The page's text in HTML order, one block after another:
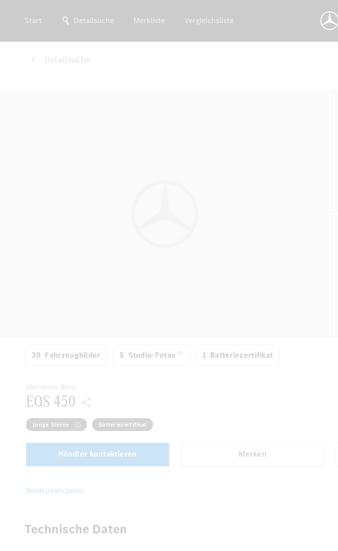
Start Detailsuche Merkliste Vergleichsliste
Detailsuche
30 Fahrzeugbilder 5 Studio-Fotos [1] 1 Batteriezertifikat
Technische Daten
Mercedes-Benz
EQS 450
Junge Sterne Batteriezertifikat
Händler kontaktieren Merken
Illegale Inhalte melden